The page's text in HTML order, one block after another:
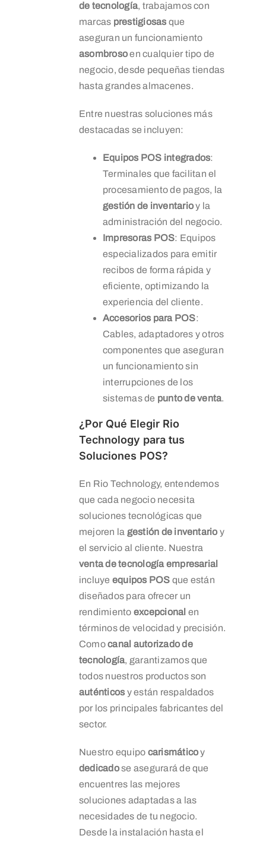
de tecnología, trabajamos con
marcas prestigiosas que
aseguran un funcionamiento
asombrosoen cualquier tipo de
negocio, desde pequeñas tiendas
hasta grandes almacenes.
Entre nuestras soluciones más
destacadas se incluyen:
Equipos POS integrados:
Terminales que facilitan el
procesamiento de pagos, la
gestión de inventarioy la
administración del negocio.
Impresoras POS: Equipos
especializados para emitir
recibos de forma rápida y
eficiente, optimizando la
experiencia del cliente.
Accesorios para POS:
Cables, adaptadores y otros
componentes que aseguran
un funcionamiento sin
interrupciones de los
sistemas de punto de venta.
¿Por Qué Elegir Rio
Technology para tus
Soluciones POS?
En Rio Technology, entendemos
que cada negocio necesita
soluciones tecnológicas que
mejoren la gestión de inventario y
el servicio al cliente. Nuestra
venta de tecnología empresarial
incluye equipos POS que están
diseñados para ofrecer un
rendimiento excepcional en
términos de velocidad y precisión.
Comocanal autorizado de
tecnología, garantizamos que
todos nuestros productos son
auténticos y están respaldados
por los principales fabricantes del
sector.
Nuestro equipo carismáticoy
dedicadose asegurará de que
encuentres las mejores
soluciones adaptadas a las
necesidades de tu negocio.
Desde la instalación hasta el